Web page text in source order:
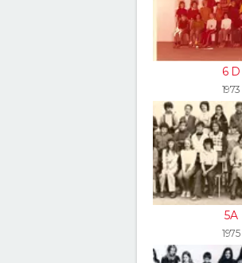
6 D
1973
5A
1975